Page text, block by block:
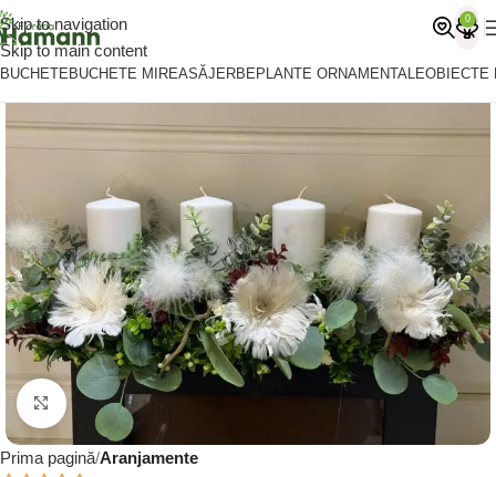
Skip to navigation
Skip to main content
0
BUCHETE BUCHETE MIREASĂJERBE PLANTE ORNAMENTALEOBIECTE
Click to enlarge
Prima pagină Aranjamente